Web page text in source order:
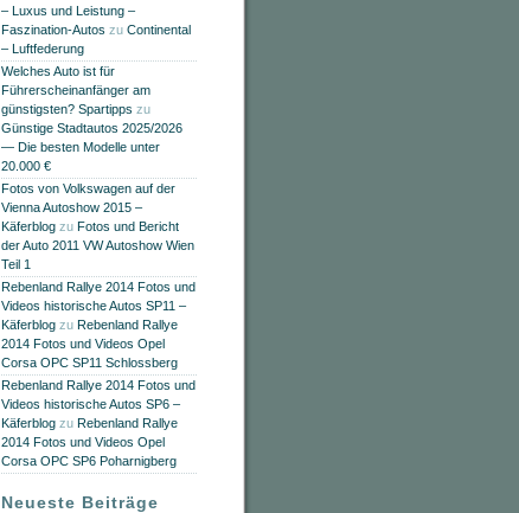
– Luxus und Leistung –
Faszination-Autos zu Continental
– Luftfederung
Welches Auto ist für
Führerscheinanfänger am
günstigsten? Spartipps zu
Günstige Stadtautos 2025/2026
— Die besten Modelle unter
20.000 €
Fotos von Volkswagen auf der
Vienna Autoshow 2015 –
Käferblog zu Fotos und Bericht
der Auto 2011 VW Autoshow Wien
Teil 1
Rebenland Rallye 2014 Fotos und
Videos historische Autos SP11 –
Käferblog zu Rebenland Rallye
2014 Fotos und Videos Opel
Corsa OPC SP11 Schlossberg
Rebenland Rallye 2014 Fotos und
Videos historische Autos SP6 –
Käferblog zu Rebenland Rallye
2014 Fotos und Videos Opel
Corsa OPC SP6 Poharnigberg
Neueste Beiträge